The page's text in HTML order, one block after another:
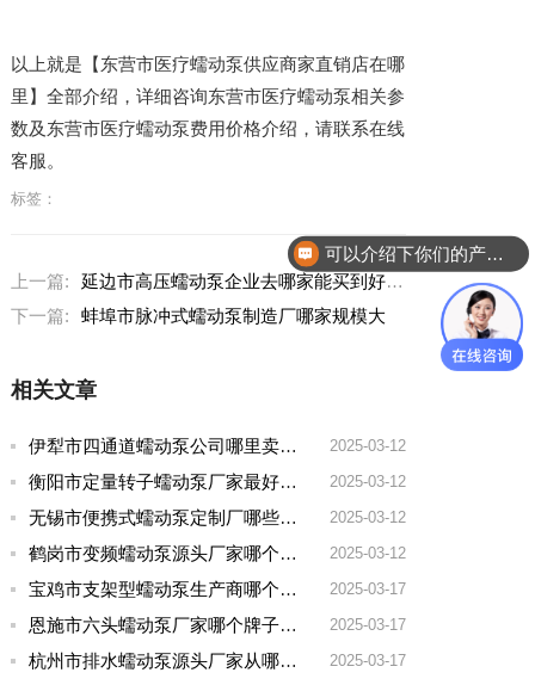
以上就是【东营市医疗蠕动泵供应商家直销店在哪
里】全部介绍，详细咨询东营市医疗蠕动泵相关参
数及东营市医疗蠕动泵费用价格介绍，请联系在线
客服。
标签：
上一篇:
延边市高压蠕动泵企业去哪家能买到好的
下一篇:
蚌埠市脉冲式蠕动泵制造厂哪家规模大
相关文章
2025-03-12
伊犁市四通道蠕动泵公司哪里卖的多一点啊
2025-03-12
衡阳市定量转子蠕动泵厂家最好的品牌有哪些
2025-03-12
无锡市便携式蠕动泵定制厂哪些牌子好一点
2025-03-12
鹤岗市变频蠕动泵源头厂家哪个品牌好一点
2025-03-17
宝鸡市支架型蠕动泵生产商哪个厂家好用点呢
2025-03-17
恩施市六头蠕动泵厂家哪个牌子好用
2025-03-17
杭州市排水蠕动泵源头厂家从哪家拿货质量好
可以介绍下你们的产品么？